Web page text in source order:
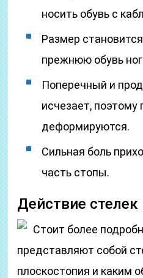
носить обувь с
Размер
прежнюю обувь
Поперечный и
исчезает, поэтому
деформируются.
Сильная боль
часть стопы.
Действие стелек
Стоит более
представляют собой
плоскостопия и каким